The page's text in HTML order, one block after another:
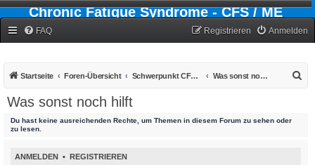
Chronic Fatigue Syndrome - CFS / ME
FAQ Anmelden
Registrieren
Startseite Foren-Übersicht Schwerpunkt CFS - Chronic-Fatigue-Syndrom Was sonst noch hilft
Was sonst noch hilft
Du hast keine ausreichenden Rechte, um Themen in diesem Forum zu sehen oder
zu lesen.
ANMELDEN • REGISTRIEREN